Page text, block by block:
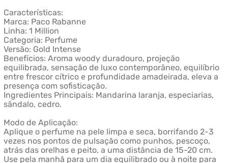
Características:
Marca: Paco Rabanne
Linha: 1 Million
Categoria: Perfume
Versão: Gold Intense
Benefícios: Aroma woody duradouro, projeção
equilibrada, sensação de luxo contemporâneo, equilíbrio
entre frescor cítrico e profundidade amadeirada, eleva a
presença com sofisticação.
Ingredientes Principais: Mandarina laranja, especiarias,
sândalo, cedro.
Modo de Aplicação:
Aplique o perfume na pele limpa e seca, borrifando 2-3
vezes nos pontos de pulsação como punhos, pescoço,
atrás das orelhas e peito, a uma distância de 15-20 cm.
Use pela manhã para um dia equilibrado ou à noite para